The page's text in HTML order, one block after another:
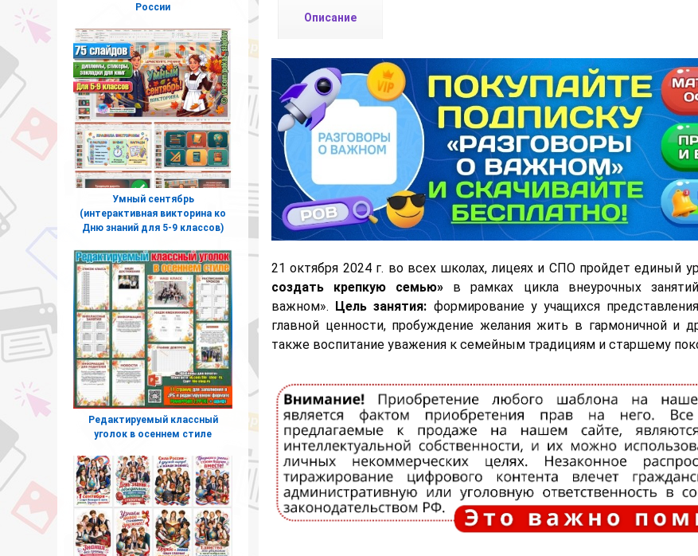
Описание
21 октября 2024 г. во всех школах, лицеях и СПО пройдет единый
создать крепкую семью» в рамках цикла внеурочных
важном». Цель занятия: формирование у учащихся
главной ценности, пробуждение желания жить в гармоничной и
также воспитание уважения к семейным традициям и старшему
России
Умный сентябрь
(интерактивная викторина ко
Дню знаний для 5-9 классов)
Редактируемый классный
уголок в осеннем стиле